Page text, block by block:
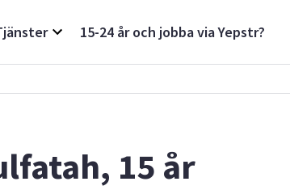
15-24 år och jobba via Yepstr?
15 år